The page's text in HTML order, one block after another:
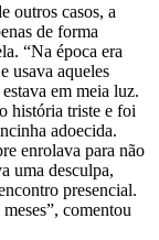
outros casos, a
de forma
“Na época era
usava aqueles
em meia luz.
história triste e foi
adoecida.
enrolava para não
uma desculpa,
presencial.
comentou